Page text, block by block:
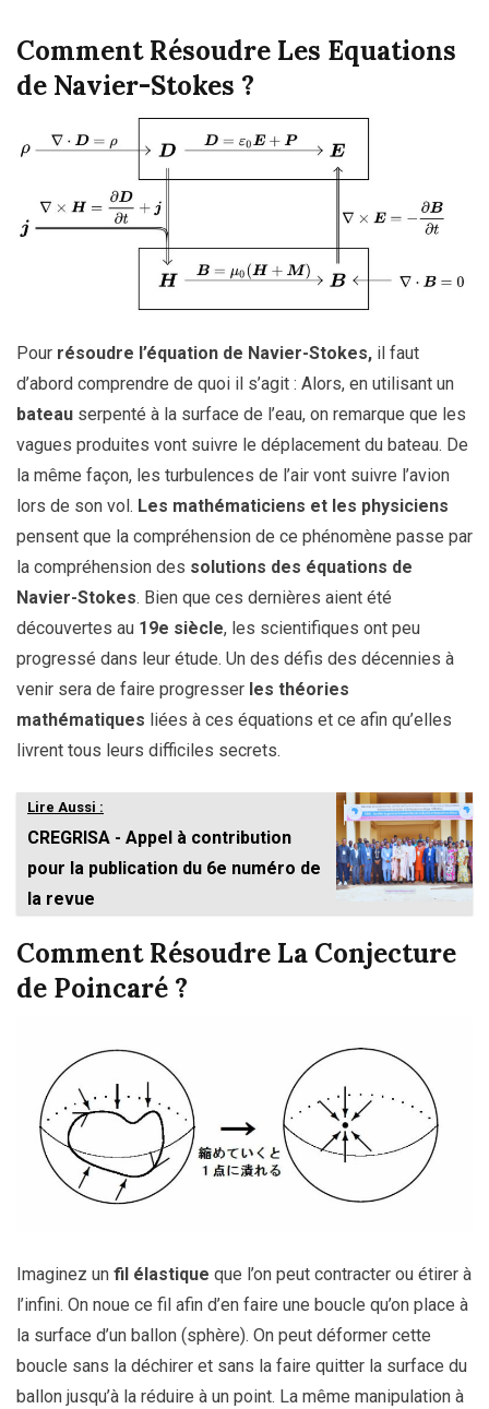
Comment Résoudre Les Equations
de Navier-Stokes ?
Pour résoudre l’équation de Navier-Stokes, il faut
d’abord comprendre de quoi il s’agit : Alors, en utilisant un
bateau serpenté à la surface de l’eau, on remarque que les
vagues produites vont suivre le déplacement du bateau. De
la même façon, les turbulences de l’air vont suivre l’avion
lors de son vol. Les mathématiciens et les physiciens
pensent que la compréhension de ce phénomène passe par
la compréhension des solutions des équations de
Navier-Stokes. Bien que ces dernières aient été
découvertes au 19e siècle, les scientifiques ont peu
progressé dans leur étude. Un des défis des décennies à
venir sera de faire progresser les théories
mathématiques liées à ces équations et ce afin qu’elles
livrent tous leurs difficiles secrets.
Lire Aussi :
CREGRISA - Appel à contribution
pour la publication du 6e numéro de
la revue
Comment Résoudre La Conjecture
de Poincaré ?
Imaginez un fil élastique que l’on peut contracter ou étirer à
l’infini. On noue ce fil afin d’en faire une boucle qu’on place à
la surface d’un ballon (sphère). On peut déformer cette
boucle sans la déchirer et sans la faire quitter la surface du
ballon jusqu’à la réduire à un point. La même manipulation à